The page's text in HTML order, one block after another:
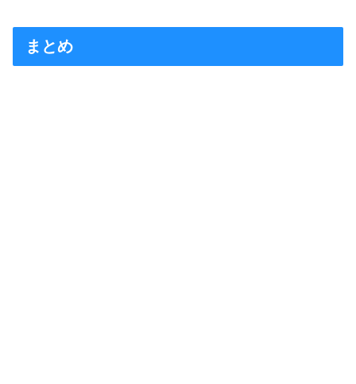
まとめ